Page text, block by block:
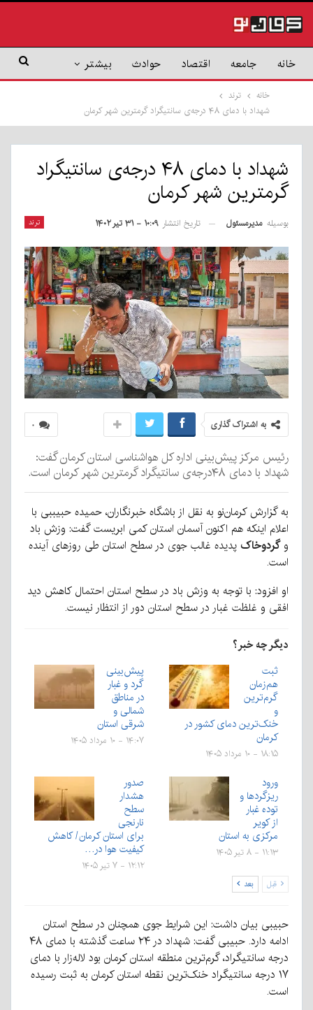
خانه جامعه اقتصاد حوادث بیشتر
خانه
ترند
شهداد با دمای ۴۸ درجه‌ی سانتیگراد گرمترین شهر کرمان
شهداد با دمای ۴۸ درجه‌ی سانتیگراد
گرمترین شهر کرمان
ترند بوسیله مدیرمسئول تاریخ انتشار ۱۰:۰۹ - ۳۱ تیر ۱۴۰۲
۰ به اشتراک گذاری
رئیس مرکز پیش‌بینی اداره کل هواشناسی استان کرمان گفت:
شهداد با دمای ۴۸درجه‌ی سانتیگراد گرمترین شهر کرمان است.
به گزارش کرمان‌نو به نقل از باشگاه خبرنگاران، حمیده حبیببی با
اعلام اینکه هم اکنون آسمان استان کمی ابریست گفت: وزش باد
وگردوخاک پدیده غالب جوی در سطح استان طی روز‌های آینده
است.
او افزود: با توجه به وزش باد در سطح استان احتمال کاهش دید
افقی و غلظت غبار در سطح استان دور از انتظار نیست.
دیگر چه خبر؟
ثبت
هم‌زمان
گرم‌ترین
و
خنک‌ترین دمای کشور در
کرمان
۱۸:۱۵ - ۱۰ مرداد ۱۴۰۵
پیش‌بینی
گرد و غبار
در مناطق
شمالی و
شرقی استان
۱۴:۰۷ - ۱۰ مرداد ۱۴۰۵
ورود
ریزگردها و
توده غبار
از کویر
مرکزی به استان
۱۱:۱۳ - ۸ تیر ۱۴۰۵
صدور
هشدار
سطح
نارنجی
برای استان کرمان/ کاهش
کیفیت هوا در…
۱۲:۱۲ - ۷ تیر ۱۴۰۵
قبل بعد
حبیبی بیان داشت: این شرایط جوی همچنان در سطح استان
ادامه دارد. حبیبی گفت: شهداد در ۲۴ ساعت گذشته با دمای ۴۸
درجه سانتیگراد، گرم‌ترین منطقه استان کرمان بود لاله‌زار با دمای
۱۷ درجه سانتیگراد خنک‌ترین نقطه استان کرمان به ثبت رسیده
است.